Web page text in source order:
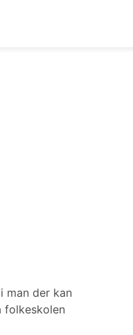
man der kan
folkeskolen